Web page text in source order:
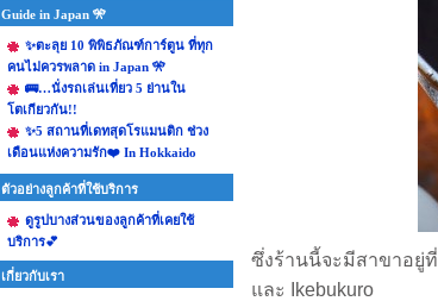
Guide in Japan 🎌
✨ตะลุย 10 พิพิธภัณฑ์การ์ตูน ที่ทุก
คนไม่ควรพลาด in Japan 🎌
🚌…นั่งรถเล่นเที่ยว 5 ย่านใน
โตเกียวกัน!!
✨5 สถานที่เดทสุดโรแมนติก ช่วง
เดือนแห่งความรัก❤️ In Hokkaido
ตัวอย่างลูกค้าที่ใช้บริการ
ดูรูปบางส่วนของลูกค้าที่เคยใช้
บริการ💕
เกี่ยวกับเรา
ซึ่งร้านนี้จะมีสาขาอยู่
และ Ikebukuro